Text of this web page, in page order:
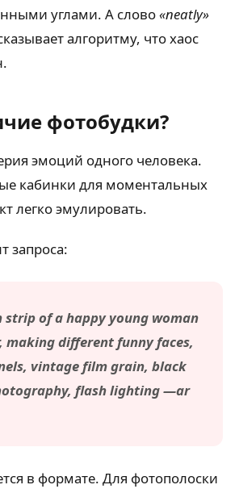
углами. А слово«neatly»
алгоритму, что хаос
фотобудки?
эмоций одного человека.
кабинки для моментальных
легко эмулировать.
запроса:
strip of a happy young woman
making different funny faces,
vintage film grain, black
flash lighting —ar
в формате. Для фотополоски